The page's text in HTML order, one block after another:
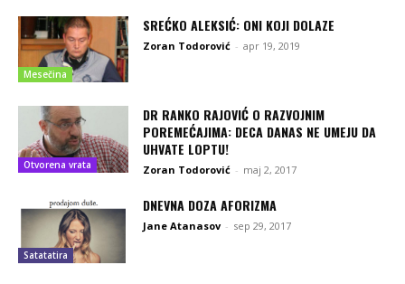
Mesečina
SREĆKO ALEKSIĆ: ONI KOJI DOLAZE
Zoran Todorović - apr 19, 2019
Otvorena vrata
DR RANKO RAJOVIĆ O RAZVOJNIM
POREMEĆAJIMA: DECA DANAS NE UMEJU DA
UHVATE LOPTU!
Zoran Todorović - maj 2, 2017
Satatatira
DNEVNA DOZA AFORIZMA
Jane Atanasov - sep 29, 2017